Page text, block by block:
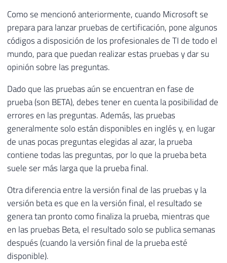
Como se mencionó anteriormente, cuando Microsoft se
prepara para lanzar pruebas de certificación, pone algunos
códigos a disposición de los profesionales de TI de todo el
mundo, para que puedan realizar estas pruebas y dar su
opinión sobre las preguntas.
Dado que las pruebas aún se encuentran en fase de
prueba (son BETA), debes tener en cuenta la posibilidad de
errores en las preguntas. Además, las pruebas
generalmente solo están disponibles en inglés y, en lugar
de unas pocas preguntas elegidas al azar, la prueba
contiene todas las preguntas, por lo que la prueba beta
suele ser más larga que la prueba final.
Otra diferencia entre la versión final de las pruebas y la
versión beta es que en la versión final, el resultado se
genera tan pronto como finaliza la prueba, mientras que
en las pruebas Beta, el resultado solo se publica semanas
después (cuando la versión final de la prueba esté
disponible).